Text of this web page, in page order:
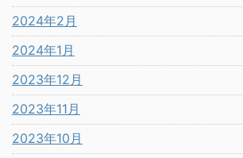
2024年2月
2024年1月
2023年12月
2023年11月
2023年10月